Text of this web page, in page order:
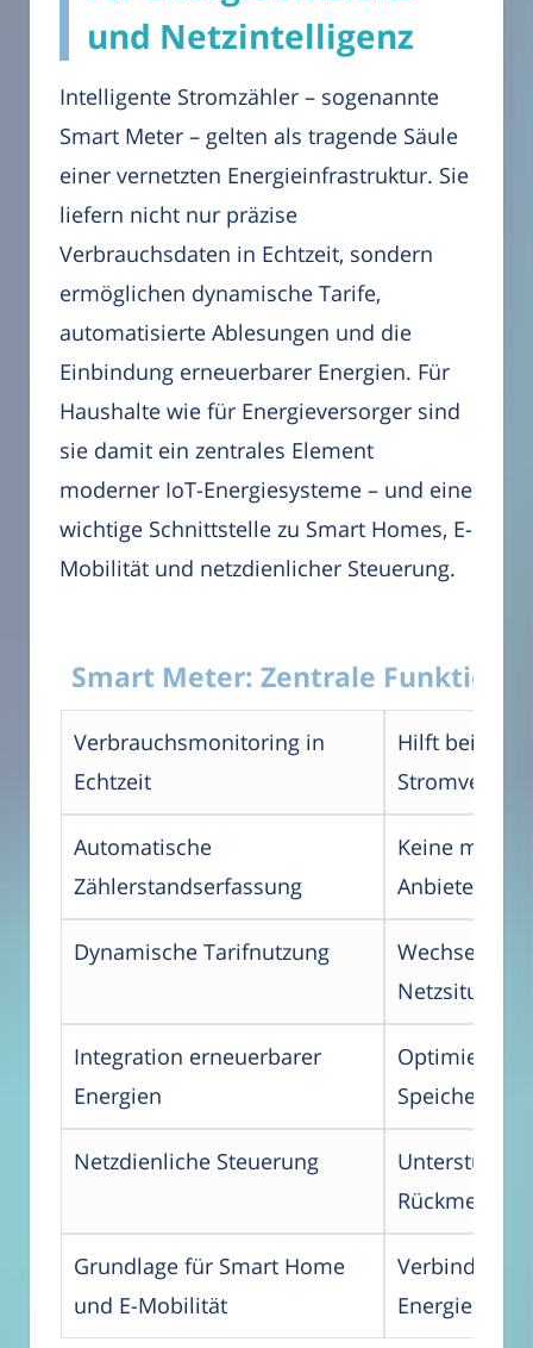
und Netzintelligenz
Intelligente Stromzähler – sogenannte
Smart Meter – gelten als tragende Säule
einer vernetzten Energieinfrastruktur. Sie
liefern nicht nur präzise
Verbrauchsdaten in Echtzeit, sondern
ermöglichen dynamische Tarife,
automatisierte Ablesungen und die
Einbindung erneuerbarer Energien. Für
Haushalte wie für Energieversorger sind
sie damit ein zentrales Element
moderner IoT-Energiesysteme – und eine
wichtige Schnittstelle zu Smart Homes, E-
Mobilität und netzdienlicher Steuerung.
Smart Meter: Zentrale
Verbrauchsmonitoring in
Echtzeit
Hilft beim
Automatische
Zählerstandserfassung
Keine
Dynamische Tarifnutzung
Wechsel zu
Netzsituation
Integration erneuerbarer
Energien
Optimierung
Netzdienliche Steuerung
Unterstützt
Grundlage für Smart Home
und E-Mobilität
Verbindet